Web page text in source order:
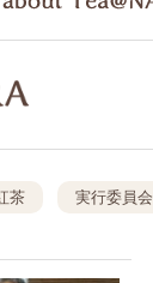
茶 実行委員会